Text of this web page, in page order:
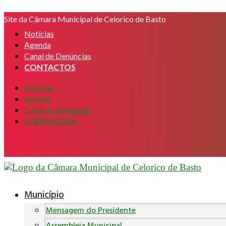
para
conteúdo
Site da Câmara Municipal de Celorico de Basto
Notícias
Agenda
Canal de Denúncias
CONTACTOS
Notícias
Agenda
Canal de Denúncias
CONTACTOS
Município
Mensagem do Presidente